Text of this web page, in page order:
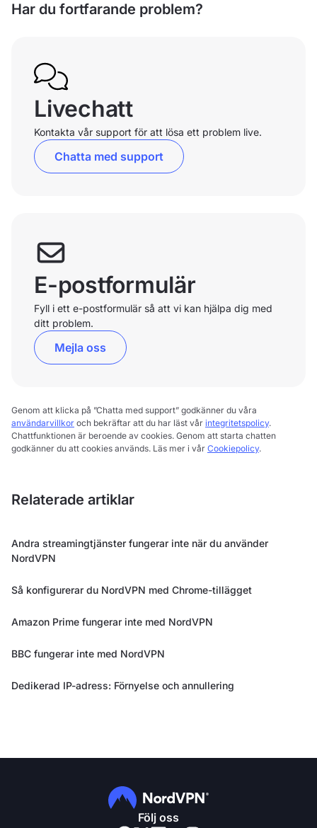
Har du fortfarande problem?
Livechatt
Kontakta vår support för att lösa ett problem live.
Chatta med support
E-postformulär
Fyll i ett e-postformulär så att vi kan hjälpa dig med
ditt problem.
Mejla oss
Genom att klicka på ”Chatta med support” godkänner du våra
användarvillkor och bekräftar att du har läst vår integritetspolicy.
Chattfunktionen är beroende av cookies. Genom att starta chatten
godkänner du att cookies används. Läs mer i vår Cookiepolicy.
Relaterade artiklar
Andra streamingtjänster fungerar inte när du använder
NordVPN
Så konfigurerar du NordVPN med Chrome-tillägget
Amazon Prime fungerar inte med NordVPN
BBC fungerar inte med NordVPN
Dedikerad IP-adress: Förnyelse och annullering
Följ oss